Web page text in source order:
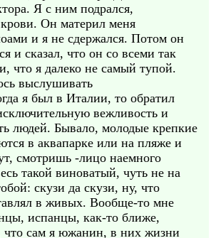
Я с ним подрался,
Он материл меня
и я не сдержался. Потом он
и сказал, что он со всеми так
что я далеко не самый тупой.
выслушивать
я был в Италии, то обратил
вежливость и
людей. Бывало, молодые крепкие
в аквапарке или на пляже и
смотришь -лицо наемного
такой виноватый, чуть не на
скузи да скузи, ну, что
в живых. Вообще-то мне
испанцы, как-то ближе,
что сам я южанин, в них жизни